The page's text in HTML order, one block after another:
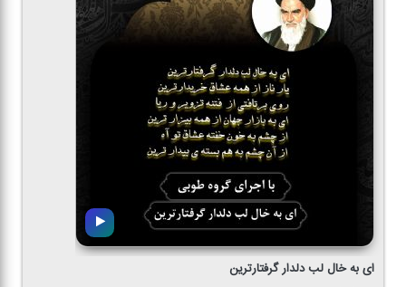
ای به خال لب دلدار گرفتارترین